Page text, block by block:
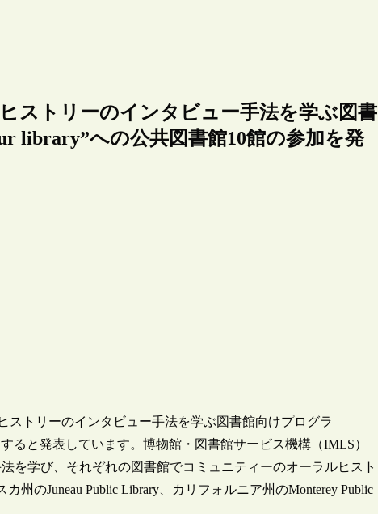
ストリーのインタビュー手法を学ぶ図書
library”への公共図書館10館の参加を発
トリーのインタビュー手法を学ぶ図書館向けプログラ
ると発表しています。博物館・図書館サービス機構（IMLS）
を学び、それぞれの図書館でコミュニティーのオーラルヒスト
州のJuneau Public Library、カリフォルニア州のMonterey Public